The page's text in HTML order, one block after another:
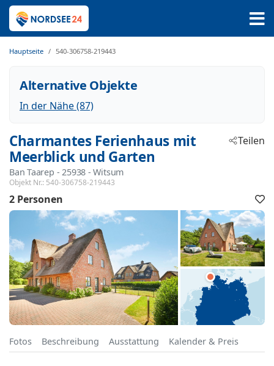
Hauptseite 540-306758-219443
Alternative Objekte
In der Nähe (87)
Charmantes Ferienhaus mit
Meerblick und Garten
Ban Taarep - 25938 - Witsum
Objekt Nr.: 540-306758-219443
Teilen
2 Personen
Fotos Beschreibung Ausstattung Kalender & Preis